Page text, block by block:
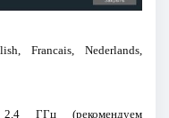
Franсais, Nederlands,
ГГц (рекомендуем